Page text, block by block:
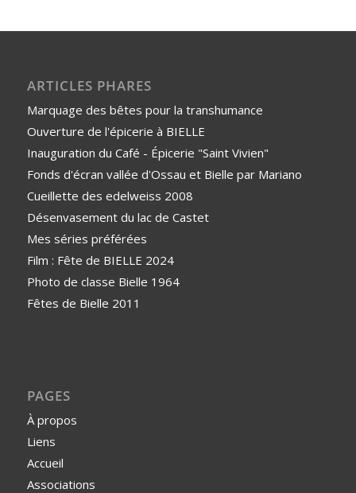
ARTICLES PHARES
Marquage des bêtes pour la transhumance
Ouverture de l'épicerie à BIELLE
Inauguration du Café - Épicerie "Saint Vivien"
Fonds d'écran vallée d'Ossau et Bielle par Mariano
Cueillette des edelweiss 2008
Désenvasement du lac de Castet
Mes séries préférées
Film : Fête de BIELLE 2024
Photo de classe Bielle 1964
Fêtes de Bielle 2011
PAGES
À propos
Liens
Accueil
Associations